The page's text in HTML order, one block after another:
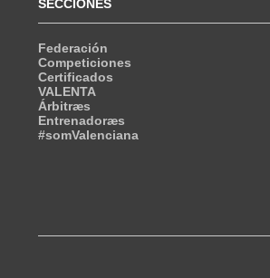
SECCIONES
Federación
Competiciones
Certificados
VALENTA
Árbitræs
Entrenadoræs
#somValenciana